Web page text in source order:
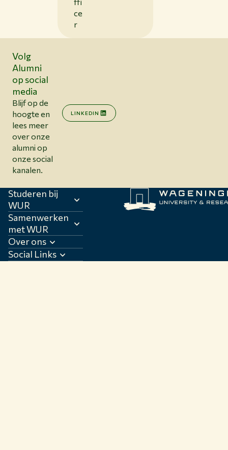
ce
r
Volg
Alumni
op social
media
Blijf op de
hoogte en
lees meer
over onze
alumni op
onze social
kanalen.
LINKEDIN
Studeren bij
WUR
Samenwerken
met WUR
Over ons
Social Links